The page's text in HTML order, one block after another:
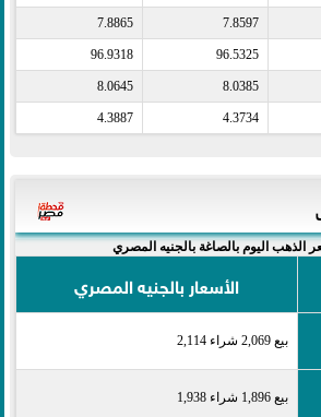
7.8597
7.8865
96.5325
96.9318
8.0385
8.0645
4.3734
4.3887
اليوم بالصاغة بالجنيه المصري
الأسعار بالجنيه المصري
بيع 2,069 شراء 2,114
بيع 1,896 شراء 1,938